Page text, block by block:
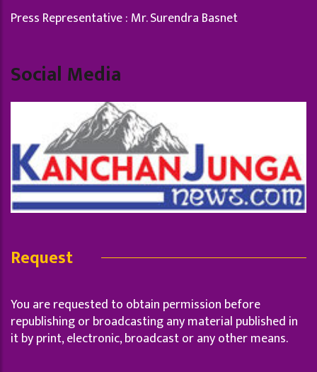
Press Representative : Mr. Surendra Basnet
Social Media
Request
You are requested to obtain permission before
republishing or broadcasting any material published in
it by print, electronic, broadcast or any other means.